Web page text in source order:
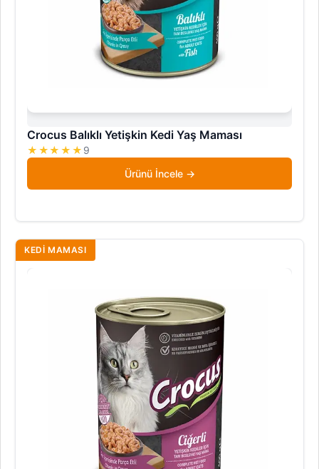
Crocus Balıklı Yetişkin Kedi Yaş Maması
★★★★★ 9
Ürünü İncele
KEDI MAMASI